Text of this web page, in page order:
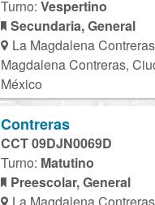
Turno: Vespertino
Secundaria, General
La Magdalena
Magdalena Contreras,
México
Contreras
CCT 09DJN0069D
Turno: Matutino
Preescolar, General